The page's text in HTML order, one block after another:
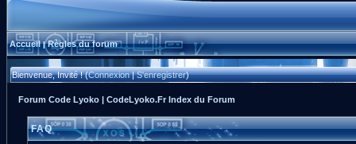
Accueil|Règles du forum
Bienvenue, Invité ! (Connexion|S'enregistrer)
Forum Code Lyoko | CodeLyoko.Fr Index du Forum
FAQ